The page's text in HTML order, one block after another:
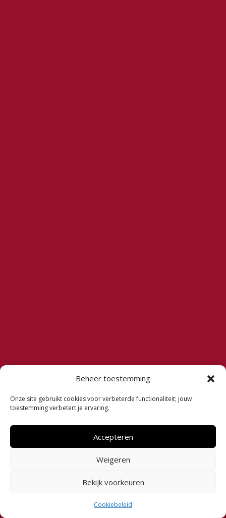
Beheer toestemming
Onze site gebruikt cookies voor verbeterde functionaliteit; jouw
toestemming verbetert je ervaring.
Accepteren
Weigeren
Bekijk voorkeuren
Cookiebeleid